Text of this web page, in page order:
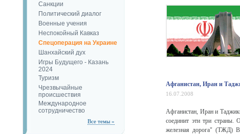
Санкции
Политический диалог
Военные учения
Неспокойный Кавказ
Спецоперация на Украине
Шанхайский дух
Игры Будущего - Казань
2024
Туризм
Чрезвычайные
происшествия
Международное
сотрудничество
Все темы »
Афганистан, Иран и
16.07.2008
Афганистан, Иран и
соединит эти три страны.
железная дорога" (ТЖД)